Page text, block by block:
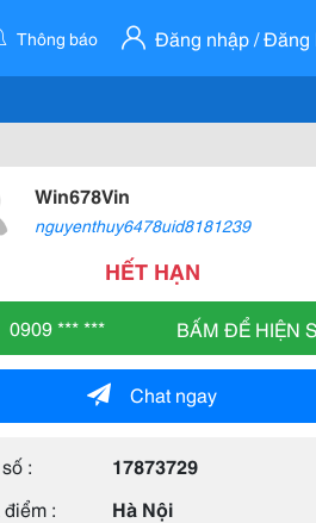
Thông báo Đăng nhập / Đăng
Win678Vin
nguyenthuy6478uid8181239
HẾT HẠN
0909 *** *** BẤM ĐỂ HIỆN
Chat ngay
:
17873729
:
Hà Nội